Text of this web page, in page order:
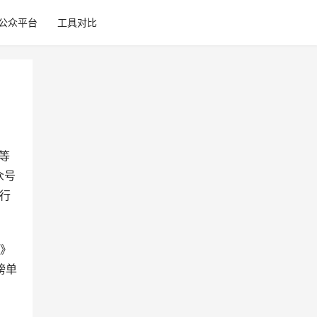
众平台 工具对比
号
单